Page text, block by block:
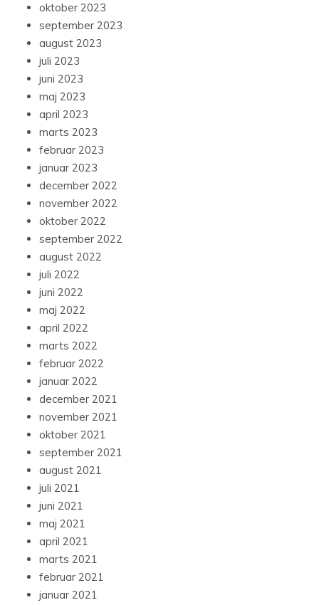
oktober 2023
september 2023
august 2023
juli 2023
juni 2023
maj 2023
april 2023
marts 2023
februar 2023
januar 2023
december 2022
november 2022
oktober 2022
september 2022
august 2022
juli 2022
juni 2022
maj 2022
april 2022
marts 2022
februar 2022
januar 2022
december 2021
november 2021
oktober 2021
september 2021
august 2021
juli 2021
juni 2021
maj 2021
april 2021
marts 2021
februar 2021
januar 2021